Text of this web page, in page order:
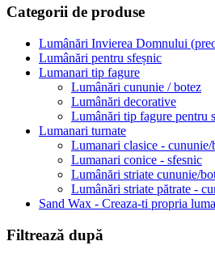
Categorii de produse
Lumânări Invierea Domnului
Lumânări pentru sfeșnic
Lumanari tip fagure
Lumânări cununie / botez
Lumânări decorative
Lumânări tip fagure pentru
Lumanari turnate
Lumanari clasice - cununie/
Lumanari conice - sfesnic
Lumânări striate cununie/
Lumânări striate pătrate -
Sand Wax - Creaza-ti propria
Filtrează după